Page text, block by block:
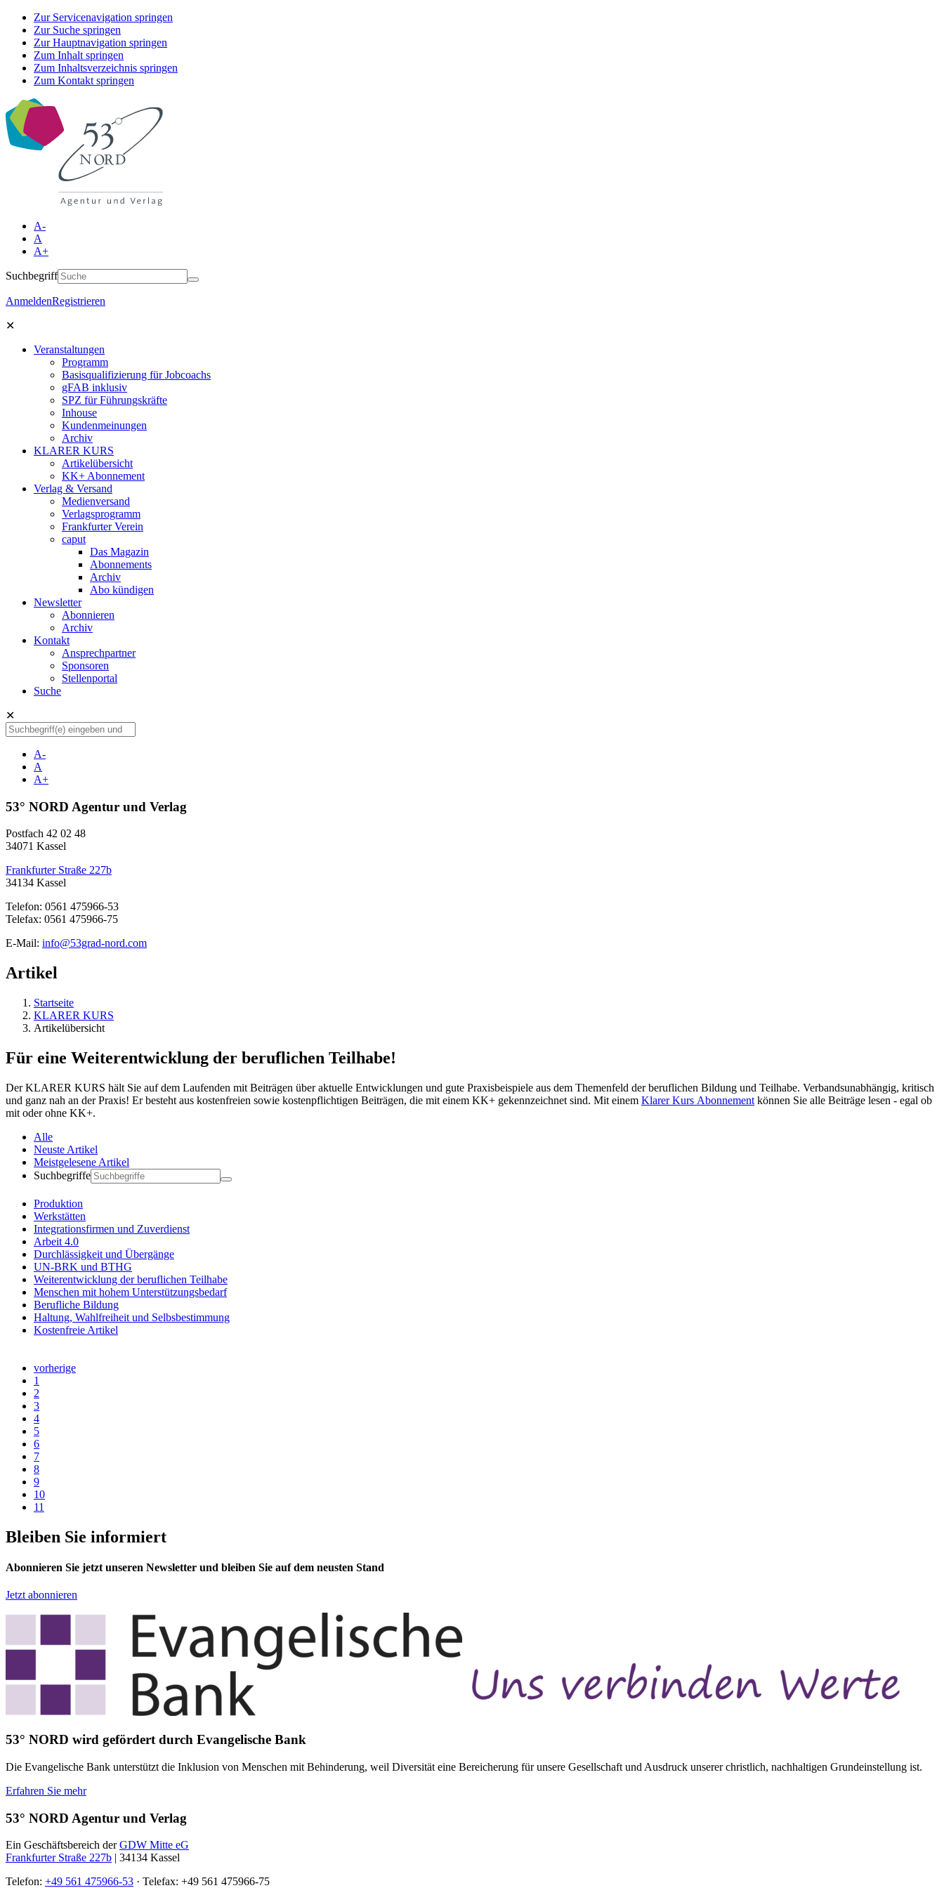
Zur Servicenavigation springen
Zur Suche springen
Zur Hauptnavigation springen
Zum Inhalt springen
Zum Inhaltsverzeichnis springen
Zum Kontakt springen
A-
A
A+
Suchbegriff
AnmeldenRegistrieren
✕
Veranstaltungen
Programm
Basisqualifizierung für Jobcoachs
gFAB inklusiv
SPZ für Führungskräfte
Inhouse
Kundenmeinungen
Archiv
KLARER KURS
Artikelübersicht
KK+ Abonnement
Verlag & Versand
Medienversand
Verlagsprogramm
Frankfurter Verein
caput
Das Magazin
Abonnements
Archiv
Abo kündigen
Newsletter
Abonnieren
Archiv
Kontakt
Ansprechpartner
Sponsoren
Stellenportal
Suche
✕
A-
A
A+
53° NORD Agentur und Verlag
Postfach 42 02 48
34071 Kassel
Frankfurter Straße 227b
34134 Kassel
Telefon: 0561 475966-53
Telefax: 0561 475966-75
E-Mail: info@53grad-nord.com
Artikel
Startseite
KLARER KURS
Artikelübersicht
Für eine Weiterentwicklung der beruflichen Teilhabe!
Der KLARER KURS hält Sie auf dem Laufenden mit Beiträgen über aktuelle Entwicklungen und gute Praxisbeispiele aus dem Themenfeld der beruflichen Bildung und Teilhabe. Verbandsunabhängig, kritisch
und ganz nah an der Praxis! Er besteht aus kostenfreien sowie kostenpflichtigen Beiträgen, die mit einem KK+ gekennzeichnet sind. Mit einem Klarer Kurs Abonnement können Sie alle Beiträge lesen - egal ob
mit oder ohne KK+.
Alle
Neuste Artikel
Meistgelesene Artikel
Suchbegriffe
Produktion
Werkstätten
Integrationsfirmen und Zuverdienst
Arbeit 4.0
Durchlässigkeit und Übergänge
UN-BRK und BTHG
Weiterentwicklung der beruflichen Teilhabe
Menschen mit hohem Unterstützungsbedarf
Berufliche Bildung
Haltung, Wahlfreiheit und Selbsbestimmung
Kostenfreie Artikel
vorherige
1
2
3
4
5
6
7
8
9
10
11
Bleiben Sie informiert
Abonnieren Sie jetzt unseren Newsletter und bleiben Sie auf dem neusten Stand
Jetzt abonnieren
53° NORD wird gefördert durch Evangelische Bank
Die Evangelische Bank unterstützt die Inklusion von Menschen mit Behinderung, weil Diversität eine Bereicherung für unsere Gesellschaft und Ausdruck unserer christlich, nachhaltigen Grundeinstellung ist.
Erfahren Sie mehr
53° NORD Agentur und Verlag
Ein Geschäftsbereich derGDW Mitte eG
Frankfurter Straße 227b | 34134 Kassel
Telefon: +49 561 475966-53 · Telefax: +49 561 475966-75